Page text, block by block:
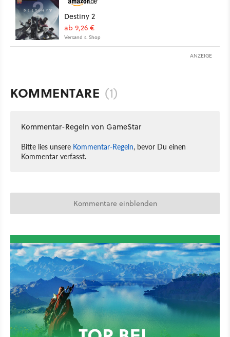
Destiny 2
ab 9,26 €
Versand s. Shop
ANZEIGE
KOMMENTARE (1)
Kommentar-Regeln von GameStar
Bitte lies unsere Kommentar-Regeln, bevor Du einen
Kommentar verfasst.
Kommentare einblenden